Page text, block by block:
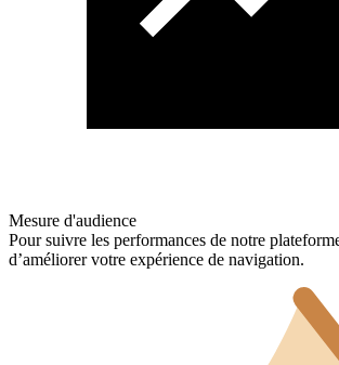
Mesure d'audience
Pour suivre les performances de notre
d’améliorer votre expérience de navigation.